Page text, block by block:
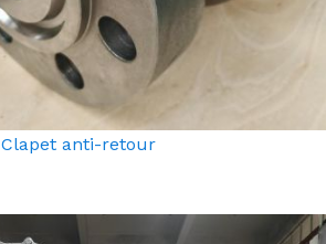
Clapet anti-retour